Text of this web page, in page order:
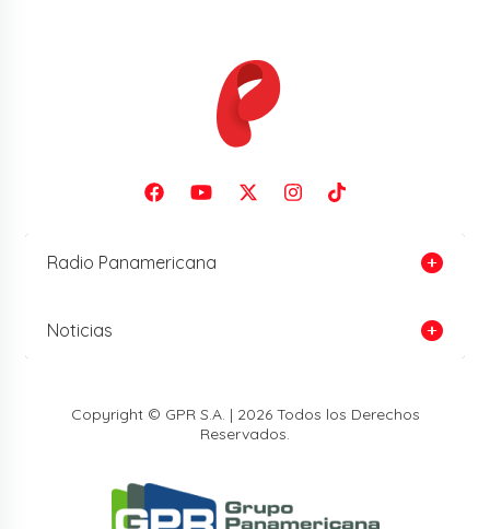
Radio Panamericana
Noticias
Copyright © GPR S.A. | 2026 Todos los Derechos
Reservados.